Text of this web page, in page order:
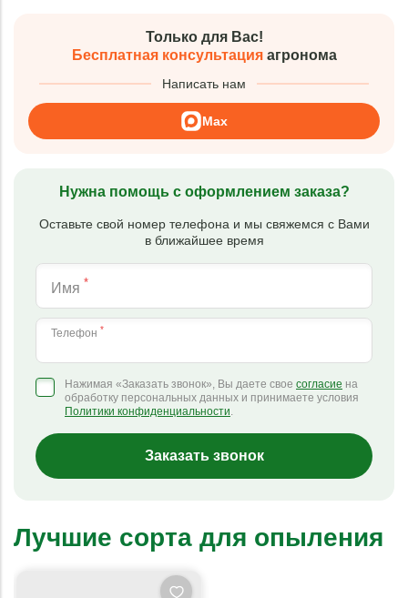
Только для Вас!
Бесплатная консультацияагронома
Написать нам
Max
Нужна помощь с оформлением заказа?
Оставьте свой номер телефона и мы свяжемся с Вами
в ближайшее время
Имя *
Телефон *
Нажимая «Заказать звонок», Вы даете свое согласие на
обработку персональных данных и принимаете условия
Политики конфиденциальности.
Заказать звонок
Лучшие сорта для опыления